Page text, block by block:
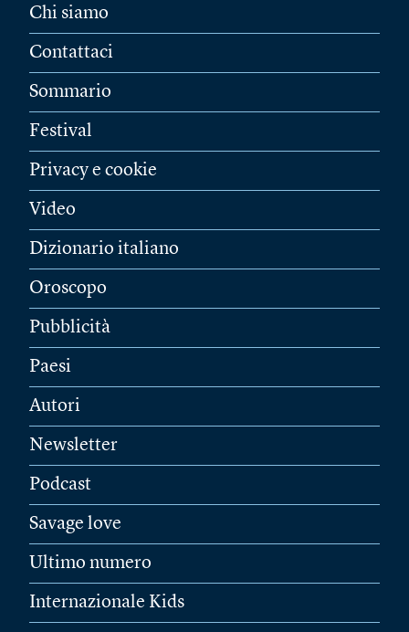
Chi siamo
Contattaci
Sommario
Festival
Privacy e cookie
Video
Dizionario italiano
Oroscopo
Pubblicità
Paesi
Autori
Newsletter
Podcast
Savage love
Ultimo numero
Internazionale Kids